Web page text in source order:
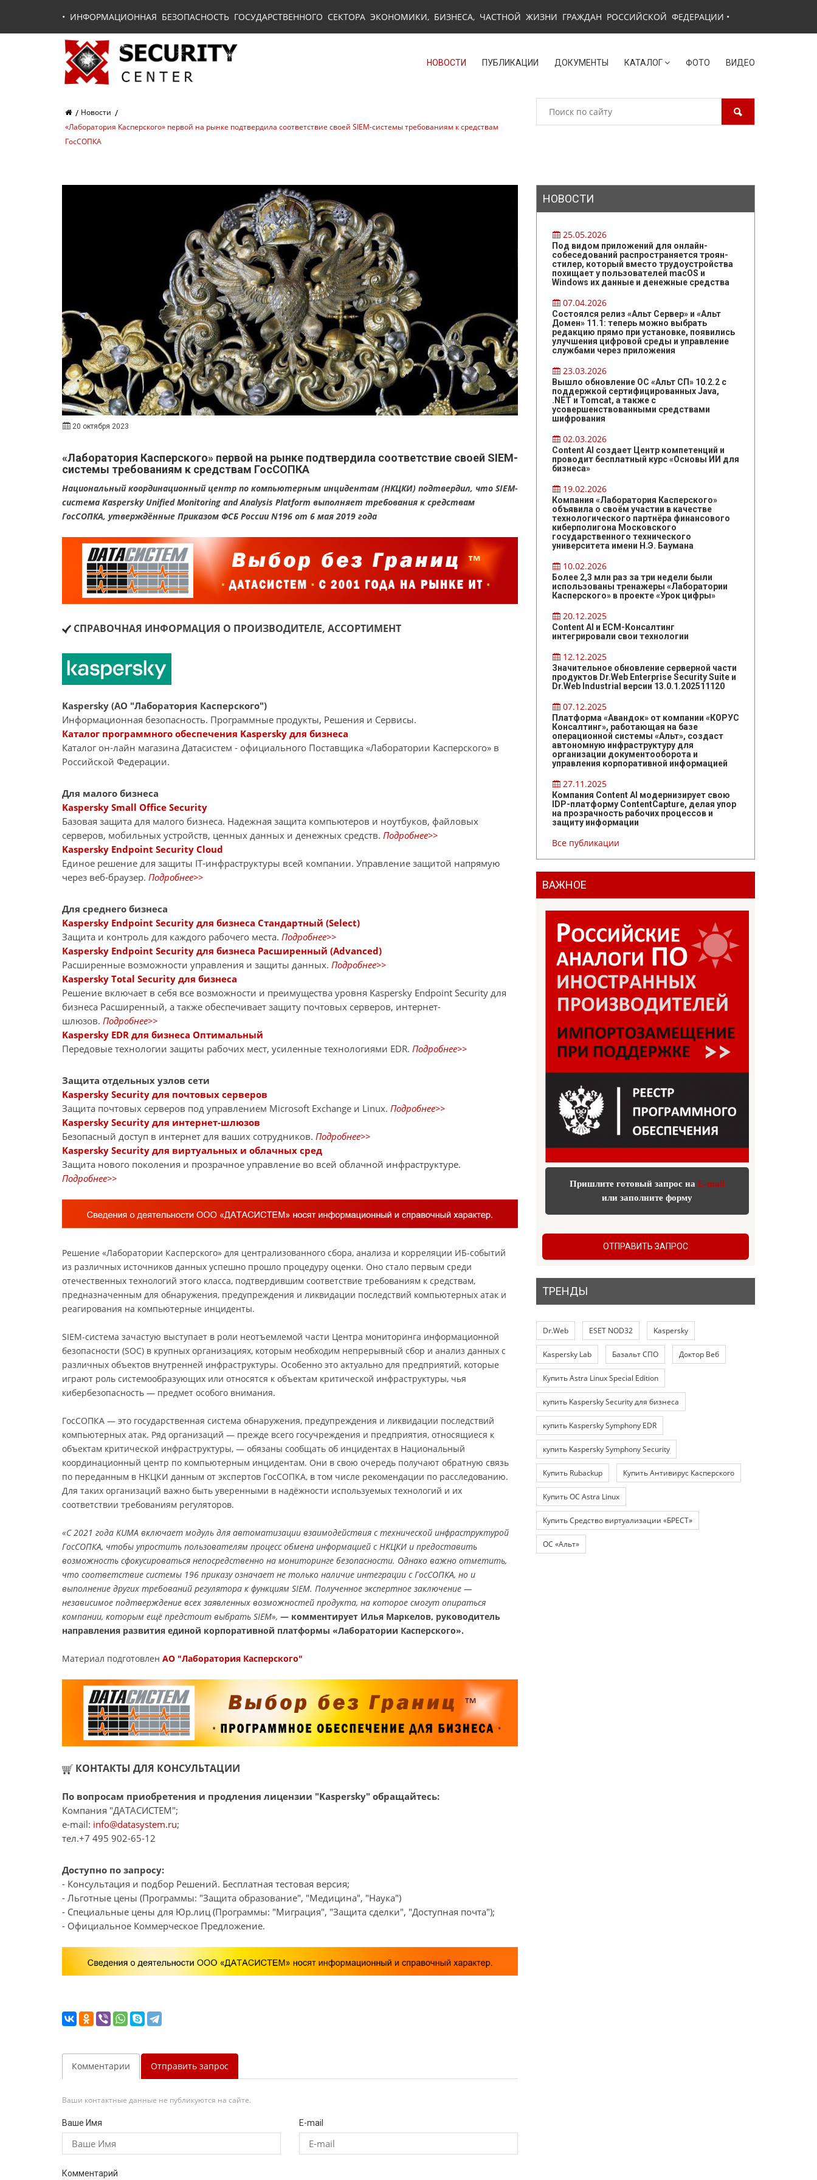
• ИНФОРМАЦИОННАЯ БЕЗОПАСНОСТЬ ГОСУДАРСТВЕННОГО СЕКТОРА ЭКОНОМИКИ, БИЗНЕСА, ЧАСТНОЙ ЖИЗНИ ГРАЖДАН РОССИЙСКОЙ ФЕДЕРАЦИИ •
НОВОСТИ ПУБЛИКАЦИИ ДОКУМЕНТЫ КАТАЛОГ ФОТО ВИДЕО
Новости
«Лаборатория Касперского» первой на рынке подтвердила соответствие своей SIEM-системы требованиям к средствам
ГосСОПКА
20 октября 2023
«Лаборатория Касперского» первой на рынке подтвердила соответствие своей SIEM-
системы требованиям к средствам ГосСОПКА
Национальный координационный центр по компьютерным инцидентам (НКЦКИ) подтвердил, что SIEM-
система Kaspersky Unified Monitoring and Analysis Platform выполняет требования к средствам
ГосСОПКА, утверждённые Приказом ФСБ России N196 от 6 мая 2019 года
СПРАВОЧНАЯ ИНФОРМАЦИЯ О ПРОИЗВОДИТЕЛЕ, АССОРТИМЕНТ
Kaspersky (АО "Лаборатория Касперского")
Информационная безопасность. Программные продукты, Решения и Сервисы.
Каталог программного обеспечения Kaspersky для бизнеса
Каталог он-лайн магазина Датасиcтем - официального Поставщика «Лаборатории Касперского» в
Российской Федерации.
Для малого бизнеса
Kaspersky Small Office Security
Базовая защита для малого бизнеса. Надежная защита компьютеров и ноутбуков, файловых
серверов, мобильных устройств, ценных данных и денежных средств. Подробнее>>
Kaspersky Endpoint Security Cloud
Единое решение для защиты IT-инфраструктуры всей компании. Управление защитой напрямую
через веб-браузер. Подробнее>>
Для среднего бизнеса
Kaspersky Endpoint Security для бизнеса Стандартный (Select)
Защита и контроль для каждого рабочего места. Подробнее>>
Kaspersky Endpoint Security для бизнеса Расширенный (Advanced)
Расширенные возможности управления и защиты данных. Подробнее>>
Kaspersky Total Security для бизнеса
Решение включает в себя все возможности и преимущества уровня Kaspersky Endpoint Security для
бизнеса Расширенный, а также обеспечивает защиту почтовых серверов, интернет-
шлюзов. Подробнее>>
Kaspersky EDR для бизнеса Оптимальный
Передовые технологии защиты рабочих мест, усиленные технологиями EDR. Подробнее>>
Защита отдельных узлов сети
Kaspersky Security для почтовых серверов
Защита почтовых серверов под управлением Microsoft Exchange и Linux. Подробнее>>
Kaspersky Security для интернет-шлюзов
Безопасный доступ в интернет для ваших сотрудников. Подробнее>>
Kaspersky Security для виртуальных и облачных сред
Защита нового поколения и прозрачное управление во всей облачной инфраструктуре.
Подробнее>>
Решение «Лаборатории Касперского» для централизованного сбора, анализа и корреляции ИБ-событий
из различных источников данных успешно прошло процедуру оценки. Оно стало первым среди
отечественных технологий этого класса, подтвердившим соответствие требованиям к средствам,
предназначенным для обнаружения, предупреждения и ликвидации последствий компьютерных атак и
реагирования на компьютерные инциденты.
SIEM-система зачастую выступает в роли неотъемлемой части Центра мониторинга информационной
безопасности (SOC) в крупных организациях, которым необходим непрерывный сбор и анализ данных с
различных объектов внутренней инфраструктуры. Особенно это актуально для предприятий, которые
играют роль системообразующих или относятся к объектам критической инфраструктуры, чья
кибербезопасность — предмет особого внимания.
ГосСОПКА — это государственная система обнаружения, предупреждения и ликвидации последствий
компьютерных атак. Ряд организаций — прежде всего госучреждения и предприятия, относящиеся к
объектам критической инфраструктуры, — обязаны сообщать об инцидентах в Национальный
координационный центр по компьютерным инцидентам. Они в свою очередь получают обратную связь
по переданным в НКЦКИ данным от экспертов ГосСОПКА, в том числе рекомендации по расследованию.
Для таких организаций важно быть уверенными в надёжности используемых технологий и их
соответствии требованиям регуляторов.
«С 2021 года KUMA включает модуль для автоматизации взаимодействия с технической инфраструктурой
ГосСОПКА, чтобы упростить пользователям процесс обмена информацией с НКЦКИ и предоставить
возможность сфокусироваться непосредственно на мониторинге безопасности. Однако важно отметить,
что соответствие системы 196 приказу означает не только наличие интеграции с ГосСОПКА, но и
выполнение других требований регулятора к функциям SIEM. Полученное экспертное заключение —
независимое подтверждение всех заявленных возможностей продукта, на которое смогут опираться
компании, которым ещё предстоит выбрать SIEM», — комментирует Илья Маркелов, руководитель
направления развития единой корпоративной платформы «Лаборатории Касперского».
Материал подготовлен АО "Лаборатория Касперского"
КОНТАКТЫ ДЛЯ КОНСУЛЬТАЦИИ
По вопросам приобретения и продления лицензии "Kaspersky" обращайтесь:
Компания "ДАТАСИСТЕМ";
e-mail: info@datasystem.ru;
тел.+7 495 902-65-12
Доступно по запросу:
- Консультация и подбор Решений. Бесплатная тестовая версия;
- Льготные цены (Программы: "Защита образование", "Медицина", "Наука")
- Специальные цены для Юр.лиц (Программы: "Миграция", "Защита сделки", "Доступная почта");
- Официальное Коммерческое Предложение.
Комментарии Отправить запрос
Ваши контактные данные не публикуются на сайте.
Ваше Имя E-mail
Комментарий
НОВОСТИ
25.05.2026
Под видом приложений для онлайн-
собеседований распространяется троян-
стилер, который вместо трудоустройства
похищает у пользователей macOS и
Windows их данные и денежные средства
07.04.2026
Состоялся релиз «Альт Сервер» и «Альт
Домен» 11.1: теперь можно выбрать
редакцию прямо при установке, появились
улучшения цифровой среды и управление
службами через приложения
23.03.2026
Вышло обновление ОС «Альт СП» 10.2.2 с
поддержкой сертифицированных Java,
.NET и Tomcat, а также с
усовершенствованными средствами
шифрования
02.03.2026
Content AI создает Центр компетенций и
проводит бесплатный курс «Основы ИИ для
бизнеса»
19.02.2026
Компания «Лаборатория Касперского»
объявила о своём участии в качестве
технологического партнёра финансового
киберполигона Московского
государственного технического
университета имени Н.Э. Баумана
10.02.2026
Более 2,3 млн раз за три недели были
использованы тренажеры «Лаборатории
Касперского» в проекте «Урок цифры»
20.12.2025
Content AI и ЕСМ-Консалтинг
интегрировали свои технологии
12.12.2025
Значительное обновление серверной части
продуктов Dr.Web Enterprise Security Suite и
Dr.Web Industrial версии 13.0.1.202511120
07.12.2025
Платформа «Авандок» от компании «КОРУС
Консалтинг», работающая на базе
операционной системы «Альт», создаст
автономную инфраструктуру для
организации документооборота и
управления корпоративной информацией
27.11.2025
Компания Content AI модернизирует свою
IDP-платформу ContentCapture, делая упор
на прозрачность рабочих процессов и
защиту информации
Все публикации
ВАЖНОЕ
Пришлите готовый запрос на E-mail
или заполните форму
ОТПРАВИТЬ ЗАПРОС
ТРЕНДЫ
Dr.Web ESET NOD32 Kaspersky
Kaspersky Lab Базальт СПО Доктор Веб
Купить Astra Linux Special Edition
купить Kaspersky Security для бизнеса
купить Kaspersky Symphony EDR
купить Kaspersky Symphony Security
Купить Rubackup Купить Антивирус Касперского
Купить ОС Astra Linux
Купить Средство виртуализации «БРЕСТ»
ОС «Альт»